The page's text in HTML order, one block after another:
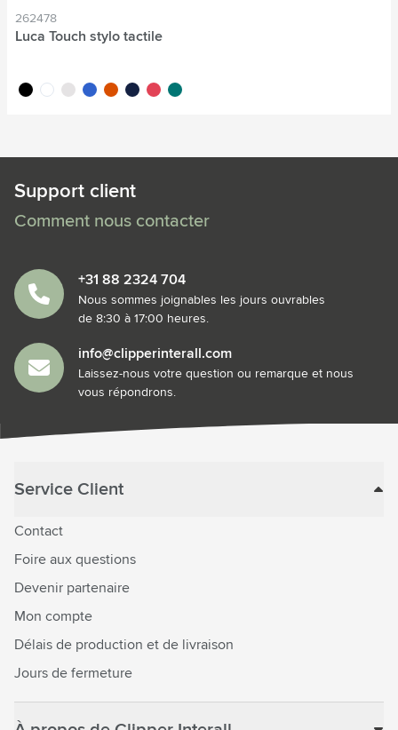
262478
Luca Touch stylo tactile
noir blancgris bleu orangebleu marine
rougevert foncé
Support client
Comment nous contacter
+31 88 2324 704
Nous sommes joignables les jours ouvrables
de 8:30 à 17:00 heures.
info@clipperinterall.com
Laissez-nous votre question ou remarque et nous
vous répondrons.
Service Client
Contact
Foire aux questions
Devenir partenaire
Mon compte
Délais de production et de livraison
Jours de fermeture